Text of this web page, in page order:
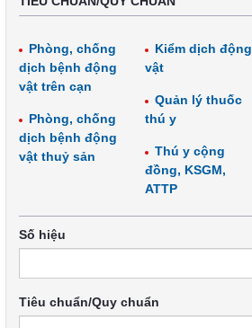
Phòng, chống
dịch bệnh động
vật trên cạn
Phòng, chống
dịch bệnh động
vật thuỷ sản
Kiểm dịch động
vật
Quản lý thuốc
thú y
Thú y cộng
đồng, KSGM,
ATTP
Số hiệu
Tiêu chuẩn/Quy chuẩn